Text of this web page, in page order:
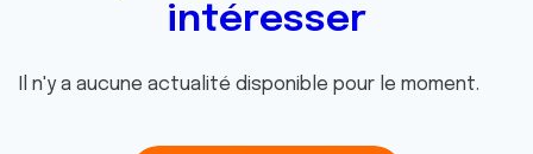
intéresser
Il n'y a aucune actualité disponible pour le moment.